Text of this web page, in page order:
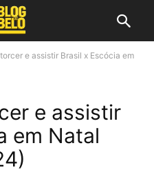
e assistir Brasil x Escócia em
e assistir
em Natal